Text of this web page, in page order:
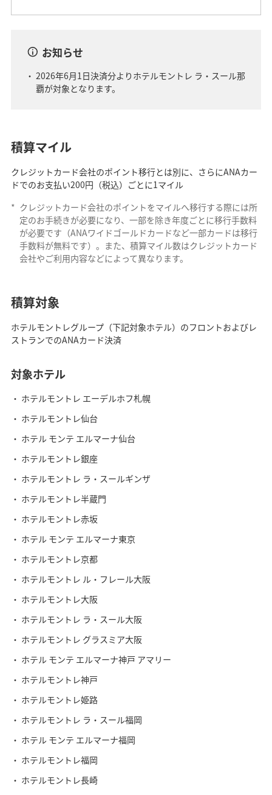
お知らせ
2026年6月1日決済分よりホテルモントレ ラ・スール那
覇が対象となります。
積算マイル
クレジットカード会社のポイント移行とは別に、さらにANAカー
ドでのお支払い200円（税込）ごとに1マイル
* クレジットカード会社のポイントをマイルへ移行する際には所
定のお手続きが必要になり、一部を除き年度ごとに移行手数料
が必要です（ANAワイドゴールドカードなど一部カードは移行
手数料が無料です）。また、積算マイル数はクレジットカード
会社やご利用内容などによって異なります。
積算対象
ホテルモントレグループ（下記対象ホテル）のフロントおよびレ
ストランでのANAカード決済
対象ホテル
ホテルモントレ エーデルホフ札幌
ホテルモントレ仙台
ホテル モンテ エルマーナ仙台
ホテルモントレ銀座
ホテルモントレ ラ・スールギンザ
ホテルモントレ半蔵門
ホテルモントレ赤坂
ホテル モンテ エルマーナ東京
ホテルモントレ京都
ホテルモントレ ル・フレール大阪
ホテルモントレ大阪
ホテルモントレ ラ・スール大阪
ホテルモントレ グラスミア大阪
ホテル モンテ エルマーナ神戸 アマリー
ホテルモントレ神戸
ホテルモントレ姫路
ホテルモントレ ラ・スール福岡
ホテル モンテ エルマーナ福岡
ホテルモントレ福岡
ホテルモントレ長崎